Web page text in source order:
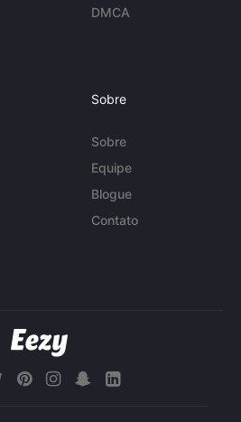
DMCA
Sobre
Sobre
Equipe
Blogue
Contato